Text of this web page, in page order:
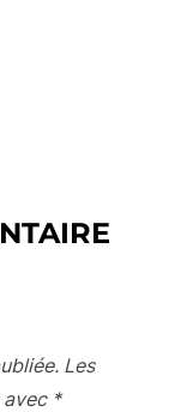
Les
avec *